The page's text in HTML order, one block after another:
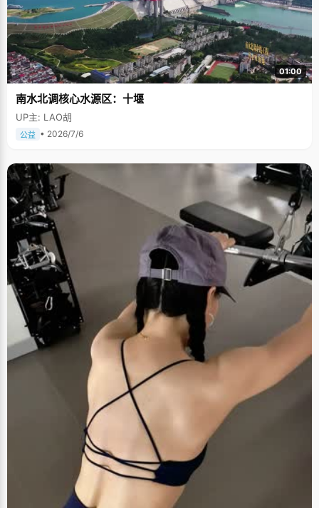
01:00
南水北调核心水源区：十堰
UP主: LAO胡
公益 • 2026/7/6